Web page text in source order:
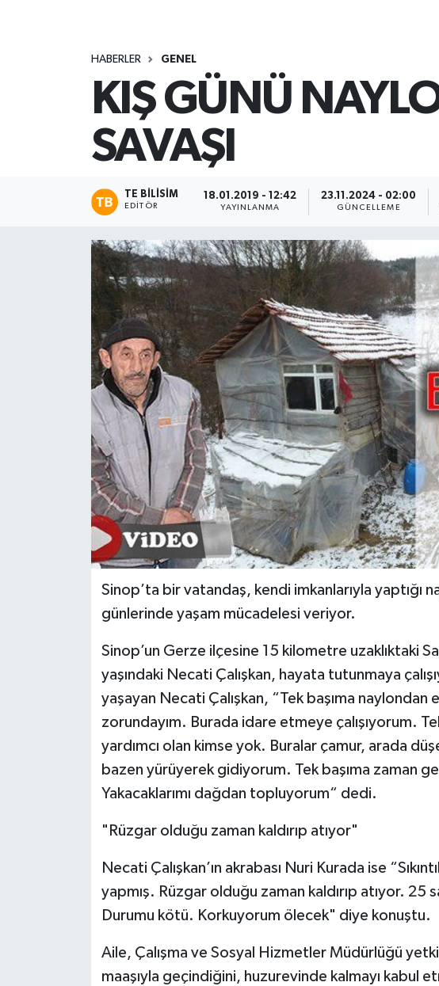
HABERLER GENEL
KIŞ GÜNÜ
SAVAŞI
TE BILISIM
EDITÖR
18.01.2019 - 12:42
YAYINLANMA
23.11.2024 - 02:00
GÜNCELLEME
Sinop’ta bir vatandaş, kendi imkanlarıyla yaptığı
günlerinde yaşam mücadelesi veriyor.
Sinop’un Gerze ilçesine 15 kilometre uzaklıktaki
yaşındaki Necati Çalışkan, hayata tutunmaya
yaşayan Necati Çalışkan, “Tek başıma
zorundayım. Burada idare etmeye çalışıyorum.
yardımcı olan kimse yok. Buralar çamur, arada
bazen yürüyerek gidiyorum. Tek başıma zaman
Yakacaklarımı dağdan topluyorum“ dedi.
"Rüzgar olduğu zaman kaldırıp atıyor"
Necati Çalışkan’ın akrabası Nuri Kurada ise
yapmış. Rüzgar olduğu zaman kaldırıp atıyor.
Durumu kötü. Korkuyorum ölecek" diye konuştu.
Aile, Çalışma ve Sosyal Hizmetler Müdürlüğü
maaşıyla geçindiğini, huzurevinde kalmayı kabul